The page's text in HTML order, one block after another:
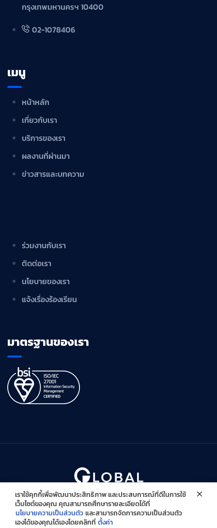
กรุงเทพมหานครฯ 10400
02-1078406
เมนู
หน้าหลัก
เกี่ยวกับเรา
บริการของเรา
ผลงานที่ผ่านมา
ข่าวสารและบทความ
ร่วมงานกับเรา
ติดต่อเรา
นโยบายของเรา
แจ้งเรื่องร้องเรียน
มาตรฐานของเรา
Copyright © Global Innovative Solutions Co., Ltd. All Right
Reserved
เราใช้คุกกี้เพื่อพัฒนาประสิทธิภาพ และประสบการณ์ที่ดีในการใช้
เว็บไซต์ของคุณ คุณสามารถศึกษารายละเอียดได้ที่
นโยบายความเป็นส่วนตัวและสามารถจัดการความเป็นส่วนตัว
เองได้ของคุณได้เองโดยคลิกที่ตั้งค่า